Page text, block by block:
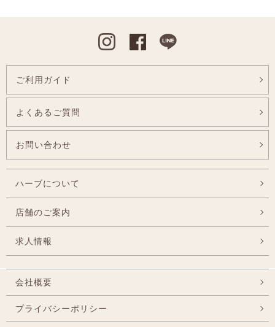
Instagram
ご利用ガイド
よくあるご質問
お問い合わせ
ハーブについて
店舗のご案内
求人情報
会社概要
プライバシーポリシー